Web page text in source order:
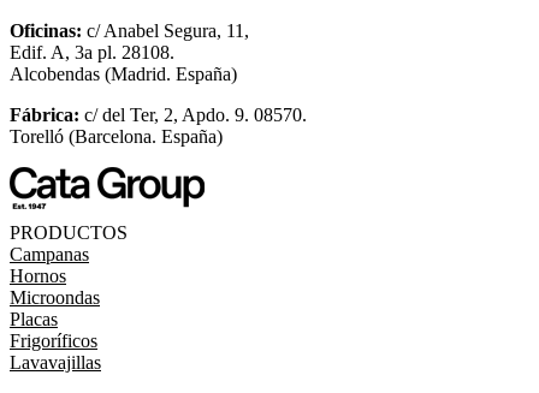
Oficinas: c/ Anabel Segura, 11,
Edif. A, 3a pl. 28108.
Alcobendas (Madrid. España)
Fábrica: c/ del Ter, 2, Apdo. 9. 08570.
Torelló (Barcelona. España)
PRODUCTOS
Campanas
Hornos
Microondas
Placas
Frigoríficos
Lavavajillas